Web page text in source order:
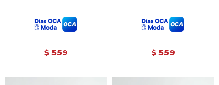
$ 559 $ 559